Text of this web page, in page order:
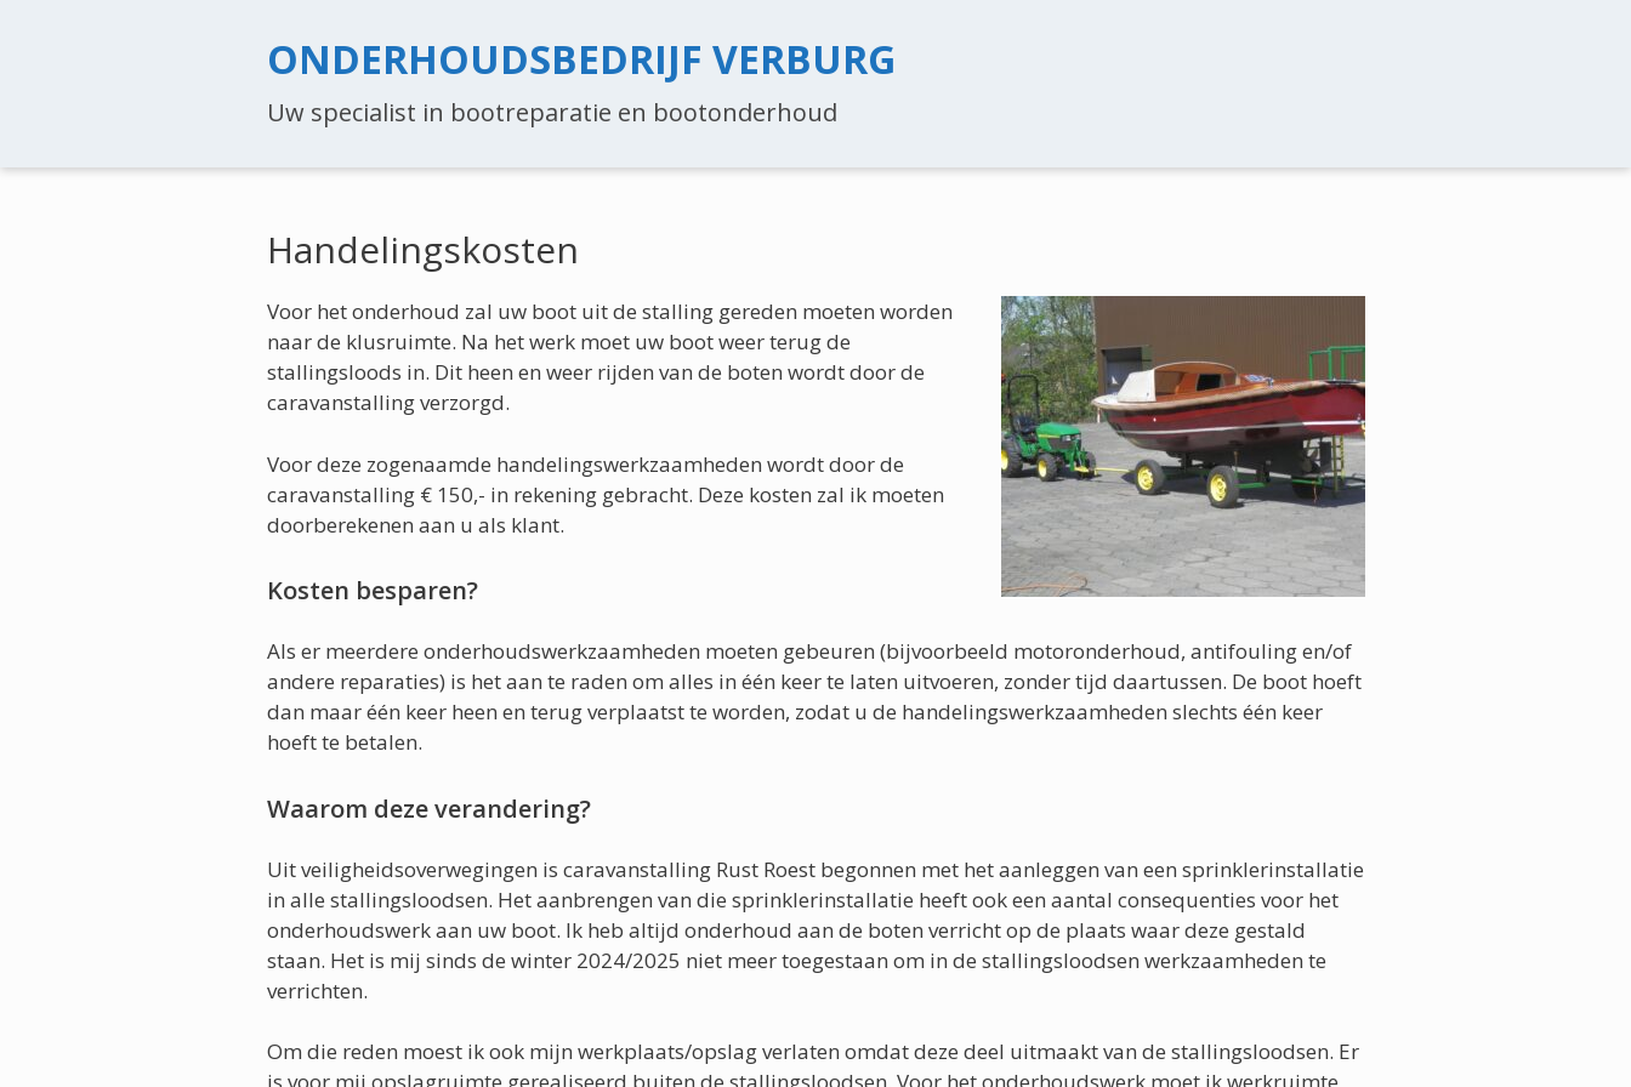
ONDERHOUDS­BEDRIJF VERBURG
Uw specialist in bootreparatie en bootonderhoud
Handelingskosten
Voor het onderhoud zal uw boot uit de stalling gereden moeten worden
naar de klusruimte. Na het werk moet uw boot weer terug de
stallingsloods in. Dit heen en weer rijden van de boten wordt door de
caravanstalling verzorgd.
Voor deze zogenaamde handelingswerkzaamheden wordt door de
caravanstalling € 150,- in rekening gebracht. Deze kosten zal ik moeten
doorberekenen aan u als klant.
Kosten besparen?
Als er meerdere onderhoudswerkzaamheden moeten gebeuren (bijvoorbeeld motoronderhoud, antifouling en/of
andere reparaties) is het aan te raden om alles in één keer te laten uitvoeren, zonder tijd daartussen. De boot hoeft
dan maar één keer heen en terug verplaatst te worden, zodat u de handelingswerkzaamheden slechts één keer
hoeft te betalen.
Waarom deze verandering?
Uit veiligheidsoverwegingen is caravanstalling Rust Roest begonnen met het aanleggen van een sprinklerinstallatie
in alle stallingsloodsen. Het aanbrengen van die sprinklerinstallatie heeft ook een aantal consequenties voor het
onderhoudswerk aan uw boot. Ik heb altijd onderhoud aan de boten verricht op de plaats waar deze gestald
staan. Het is mij sinds de winter 2024/2025 niet meer toegestaan om in de stallingsloodsen werkzaamheden te
verrichten.
Om die reden moest ik ook mijn werkplaats/opslag verlaten omdat deze deel uitmaakt van de stallingsloodsen. Er